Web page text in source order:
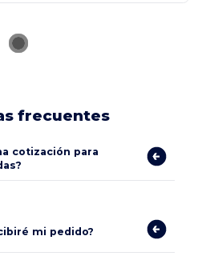
frecuentes
cotización para
mi pedido?